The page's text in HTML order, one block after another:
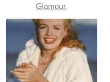
Glamour.